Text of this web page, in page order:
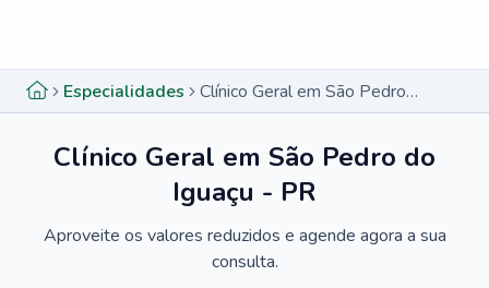
Especialidades Clínico Geral em São Pedro do Iguaçu - PR
Clínico Geral em São Pedro do
Iguaçu - PR
Aproveite os valores reduzidos e agende agora a sua
consulta.